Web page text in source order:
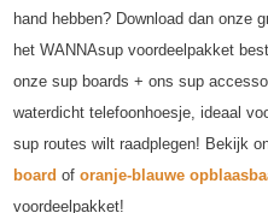
hand hebben? Download dan onze
het WANNAsup voordeelpakket
onze sup boards + ons sup
waterdicht telefoonhoesje, ideaal
sup routes wilt raadplegen! Bekijk
board oforanje-blauwe
voordeelpakket!